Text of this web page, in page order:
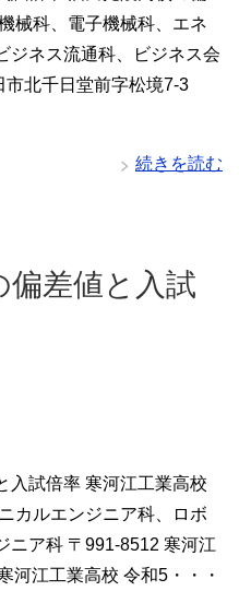
械科、電子機械科、エネ
ジネス流通科、ビジネス会
北千日堂前字松境7-3
続きを読む
偏差値と入試
入試倍率 寒河江工業高校
カルエンジニア科、ロボ
ニア科 〒991-8512 寒河江
河江工業高校 令和5・・・